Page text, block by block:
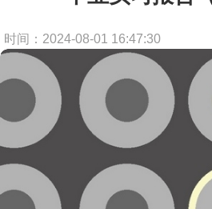
时间：2024-08-01 16:47:30